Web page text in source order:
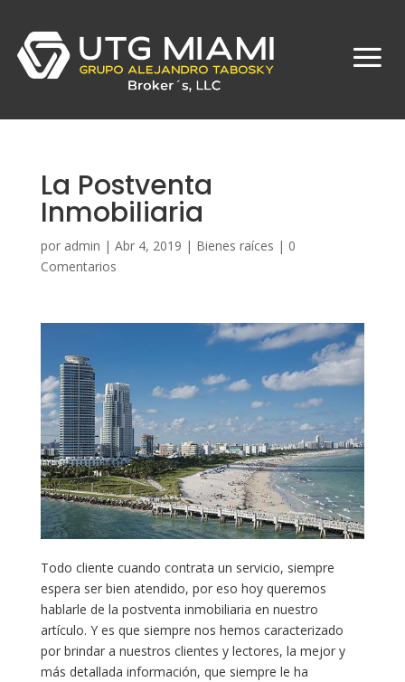
La Postventa
Inmobiliaria
por admin | Abr 4, 2019 | Bienes raíces | 0
Comentarios
Todo cliente cuando contrata un servicio, siempre
espera ser bien atendido, por eso hoy queremos
hablarle de la postventa inmobiliaria en nuestro
artículo. Y es que siempre nos hemos caracterizado
por brindar a nuestros clientes y lectores, la mejor y
más detallada información, que siempre le ha